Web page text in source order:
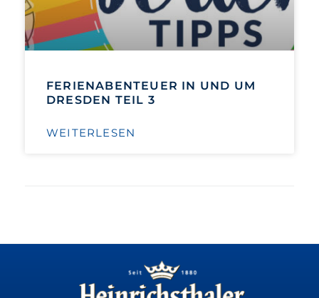
FERIENABENTEUER IN UND UM
DRESDEN TEIL 3
WEITERLESEN